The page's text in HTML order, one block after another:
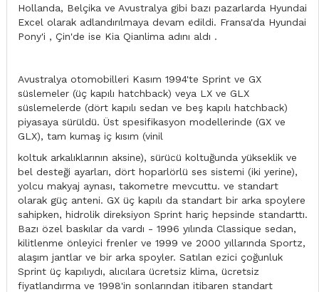
Hollanda, Belçika ve Avustralya gibi bazı pazarlarda Hyundai
Excel olarak adlandırılmaya devam edildi. Fransa'da Hyundai
Pony'i , Çin'de ise Kia Qianlima adını aldı .
Avustralya otomobilleri Kasım 1994'te Sprint ve GX
süslemeler (üç kapılı hatchback) veya LX ve GLX
süslemelerde (dört kapılı sedan ve beş kapılı hatchback)
piyasaya sürüldü. Üst spesifikasyon modellerinde (GX ve
GLX), tam kumaş iç kısım (vinil
koltuk arkalıklarının aksine), sürücü koltuğunda yükseklik ve
bel desteği ayarları, dört hoparlörlü ses sistemi (iki yerine),
yolcu makyaj aynası, takometre mevcuttu. ve standart
olarak güç anteni. GX üç kapılı da standart bir arka spoylere
sahipken, hidrolik direksiyon Sprint hariç hepsinde standarttı.
Bazı özel baskılar da vardı - 1996 yılında Classique sedan,
kilitlenme önleyici frenler ve 1999 ve 2000 yıllarında Sportz,
alaşım jantlar ve bir arka spoyler. Satılan ezici çoğunluk
Sprint üç kapılıydı, alıcılara ücretsiz klima, ücretsiz
fiyatlandırma ve 1998'in sonlarından itibaren standart